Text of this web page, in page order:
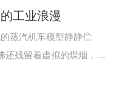
工业浪漫
蒸汽机车模型静静伫
还残留着虚拟的煤烟，转